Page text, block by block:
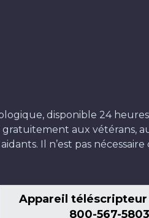
disponible 24
gratuitement aux vétérans,
Il n’est pas nécessaire
Appareil téléscripteur
800-567-5803